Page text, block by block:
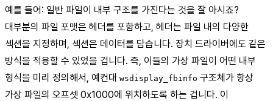
예를 들어: 일반 파일이 내부 구조를 가진다는 것을 잘 아시죠?
대부분의 파일 포맷은 헤더를 포함하고, 헤더는 파일 내의 다양한
섹션을 지정하며, 섹션은 데이터를 담습니다. 장치 드라이버에도 같은
방식을 적용할 수 있었을 겁니다. 즉, 이들의 가상 파일이 어떤 내부
형식을 미리 정의해서, 예컨대 wsdisplay_fbinfo 구조체가 항상
가상 파일의 오프셋 0x1000에 위치하도록 하는 겁니다. 이